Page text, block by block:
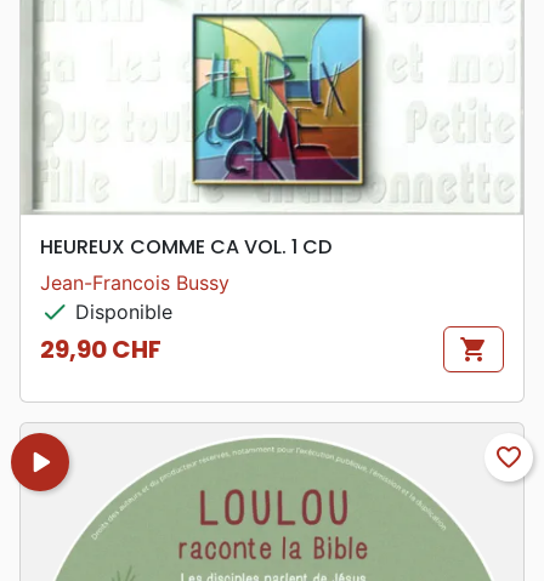
HEUREUX COMME CA VOL. 1 CD
Jean-Francois Bussy
check Disponible
Prix
29,90 CHF shopping_cart
play_arrow favorite_border